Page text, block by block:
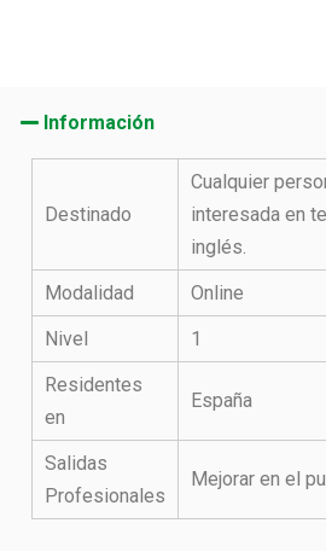
Información
Destinado
Cualquier
interesada en
inglés.
Modalidad
Online
Nivel
1
Residentes
en
España
Salidas
Profesionales
Mejorar en el